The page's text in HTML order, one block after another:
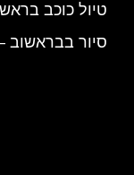
טיול כוכב
סיור בבראשוב